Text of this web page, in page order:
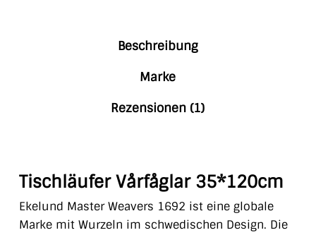
Beschreibung
Marke
Rezensionen (1)
Tischläufer Vårfåglar 35*120cm
Ekelund Master Weavers 1692 ist eine globale
Marke mit Wurzeln im schwedischen Design. Die